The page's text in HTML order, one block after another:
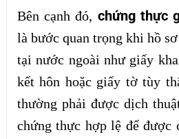
Bên cạnh đó, chứng thực
là bước quan trọng khi hồ
tại nước ngoài như giấy
kết hôn hoặc giấy tờ tùy
thường phải được dịch
chứng thực hợp lệ để được